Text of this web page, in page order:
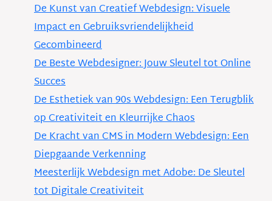
De Kunst van Creatief Webdesign: Visuele
Impact en Gebruiksvriendelijkheid
Gecombineerd
De Beste Webdesigner: Jouw Sleutel tot Online
Succes
De Esthetiek van 90s Webdesign: Een Terugblik
op Creativiteit en Kleurrijke Chaos
De Kracht van CMS in Modern Webdesign: Een
Diepgaande Verkenning
Meesterlijk Webdesign met Adobe: De Sleutel
tot Digitale Creativiteit